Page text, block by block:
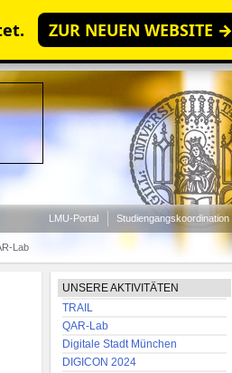
ZUR NEUEN WEBSITE →
LMU-Portal Studiengangskoordination
Lab
UNSERE AKTIVITÄTEN
TRAIL
QAR-Lab
Digitale Stadt München
DIGICON 2024